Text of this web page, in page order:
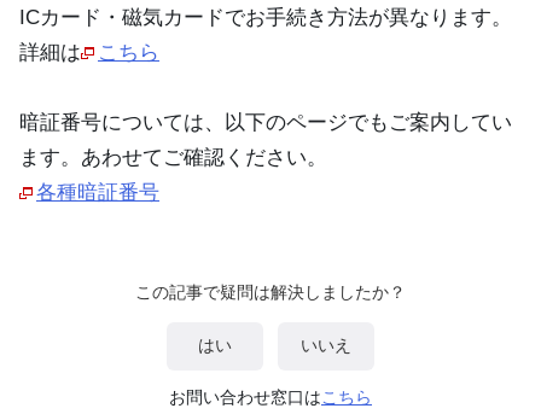
ICカード・磁気カードでお手続き方法が異なります。
詳細は
こちら
暗証番号については、以下のページでもご案内してい
ます。あわせてご確認ください。
各種暗証番号
この記事で疑問は解決しましたか？
はい いいえ
お問い合わせ窓口はこちら